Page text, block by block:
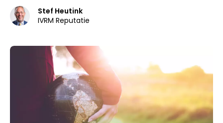
Stef Heutink
IVRM Reputatie